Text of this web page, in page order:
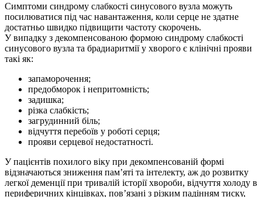
Симптоми синдрому слабкості синусового вузла можуть
посилюватися під час навантаження, коли серце не здатне
достатньо швидко підвищити частоту скорочень.
У випадку з декомпенсованою формою синдрому слабкості
синусового вузла та брадиаритмії у хворого є клінічні прояви
такі як:
запаморочення;
предобморок і непритомність;
задишка;
різка слабкість;
загрудинний біль;
відчуття перебоїв у роботі серця;
прояви серцевої недостатності.
У пацієнтів похилого віку при декомпенсованій формі
відзначаються зниження пам’яті та інтелекту, аж до розвитку
легкої деменції при тривалій історії хвороби, відчуття холоду в
периферичних кінцівках, пов’язані з різким падінням тиску,